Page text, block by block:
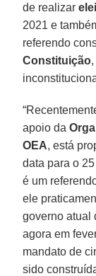
de realizar
2021 e
referendo
Constituição
apoio da
OEA, está
data para o
é um
ele
governo atual
agora em
mandato de
sido